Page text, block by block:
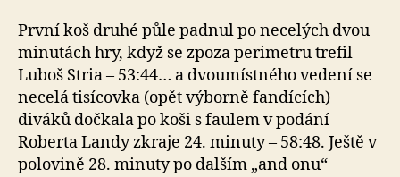
První koš druhé půle padnul po necelých dvou
minutách hry, když se zpoza perimetru trefil
Luboš Stria – 53:44… a dvoumístného vedení se
necelá tisícovka (opět výborně fandících)
diváků dočkala po koši s faulem v podání
Roberta Landy zkraje 24. minuty – 58:48. Ještě v
polovině 28. minuty po dalším „and onu“